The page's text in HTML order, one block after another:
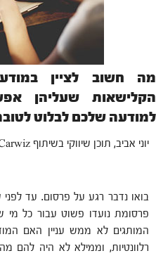
מה חשוב לציין
הקלישאות שעליהן
למודעה שלכם לבלוט
יוני אביב, תוכן שיווקי בשיתוף Carwiz
בואו נדבר רגע על פרסום. עד
פרסומת נועדו פשוט עבור כל
המותגים לא ממש עניין האם
רלוונטיות, וממילא לא היה להם